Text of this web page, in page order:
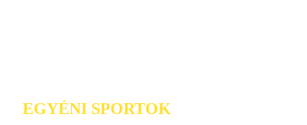
EGYÉNI SPORTOK